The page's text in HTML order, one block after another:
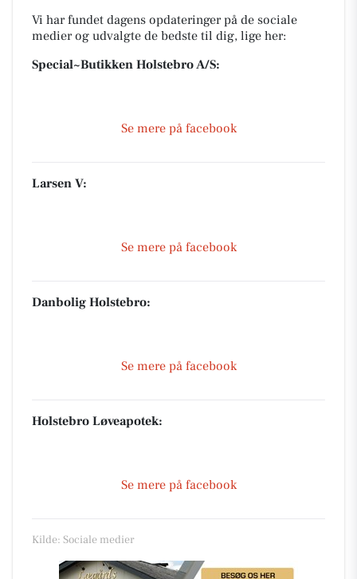
Vi har fundet dagens opdateringer på de sociale
medier og udvalgte de bedste til dig, lige her:
Special~Butikken Holstebro A/S:
Se mere på facebook
Larsen V:
Se mere på facebook
Danbolig Holstebro:
Se mere på facebook
Holstebro Løveapotek:
Se mere på facebook
Kilde: Sociale medier